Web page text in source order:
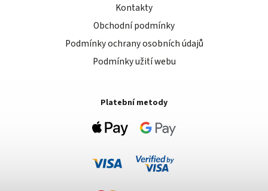
Kontakty
Obchodní podmínky
Podmínky ochrany osobních údajů
Podmínky užití webu
Platební metody